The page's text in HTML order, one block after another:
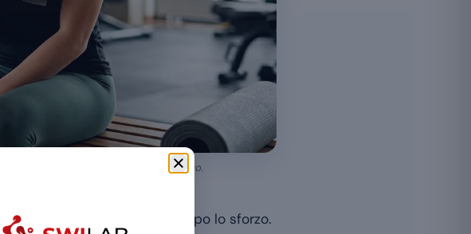
alla riparazione subito dopo lo sforzo.
ottimizzare il recupero dopo lo sforzo.